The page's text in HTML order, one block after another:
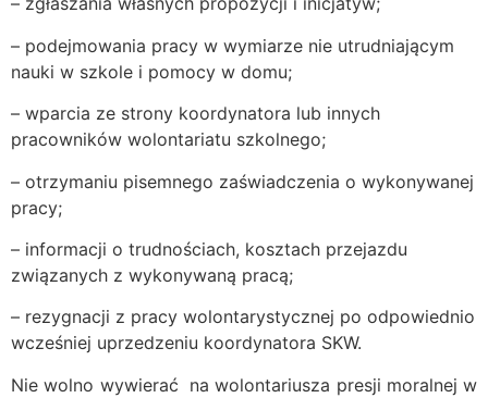
– podejmowania pracy w wymiarze nie utrudniającym
nauki w szkole i pomocy w domu;
– wparcia ze strony koordynatora lub innych
pracowników wolontariatu szkolnego;
– otrzymaniu pisemnego zaświadczenia o wykonywanej
pracy;
– informacji o trudnościach, kosztach przejazdu
związanych z wykonywaną pracą;
– rezygnacji z pracy wolontarystycznej po odpowiednio
wcześniej uprzedzeniu koordynatora SKW.
Nie wolno wywierać na wolontariusza presji moralnej w